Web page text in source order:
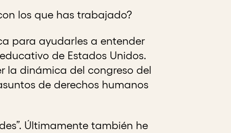
los que has trabajado?
para ayudarles a entender
de Estados Unidos.
la dinámica del congreso del
de derechos humanos
Últimamente también he